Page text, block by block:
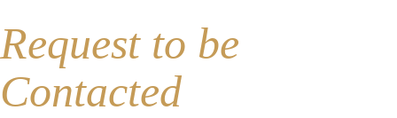
Request to be
Contacted